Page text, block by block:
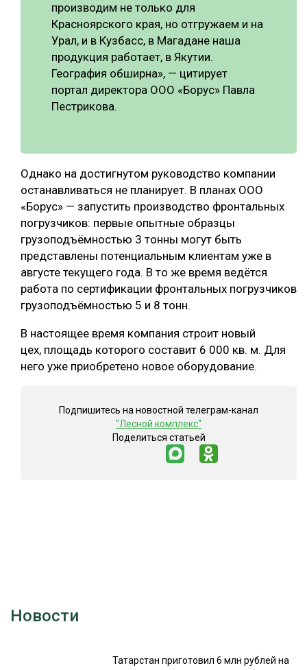
производим не только для
Красноярского края, но отгружаем и на
Урал, и в Кузбасс, в Магадане наша
продукция работает, в Якутии.
География обширна», — цитирует
портал директора ООО «Борус» Павла
Пестрикова.
Однако на достигнутом руководство компании
останавливаться не планирует. В планах ООО
«Борус» — запустить производство фронтальных
погрузчиков: первые опытные образцы
грузоподъёмностью 3 тонны могут быть
представлены потенциальным клиентам уже в
августе текущего года. В то же время ведётся
работа по сертификации фронтальных погрузчиков
грузоподъёмностью 5 и 8 тонн.
В настоящее время компания строит новый
цех, площадь которого составит 6 000 кв. м. Для
него уже приобретено новое оборудование.
Подпишитесь на новостной телеграм-канал
"Лесной комплекс"
Поделиться статьей
Новости
Татарстан приготовил 6 млн рублей на